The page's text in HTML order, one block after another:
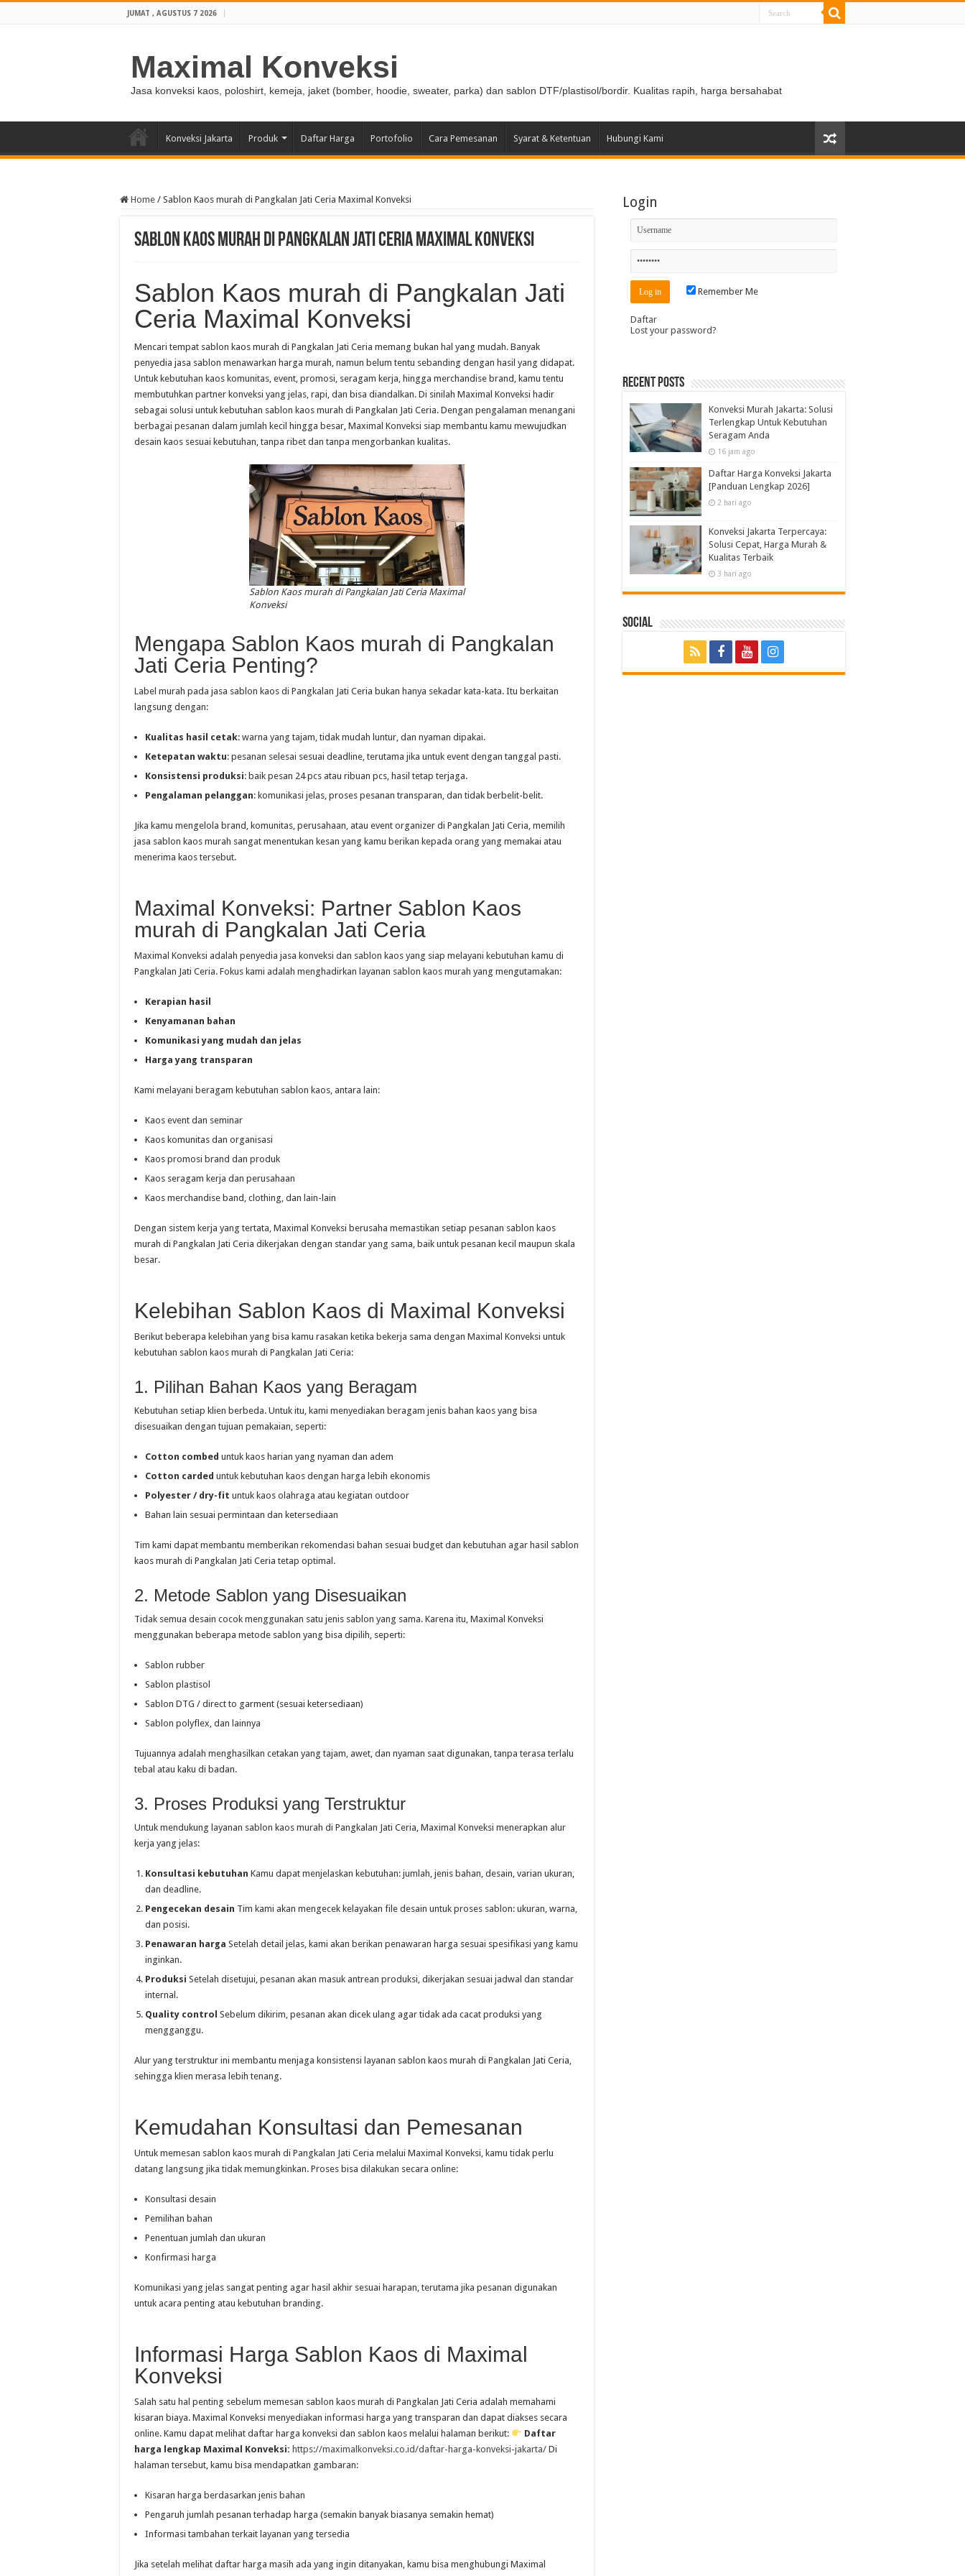
JUMAT , AGUSTUS 7 2026
Maximal Konveksi
Jasa konveksi kaos, poloshirt, kemeja, jaket (bomber, hoodie, sweater, parka) dan sablon DTF/plastisol/bordir. Kualitas rapih, harga bersahabat
Konveksi Jakarta Produk Daftar Harga Portofolio Cara Pemesanan Syarat & Ketentuan Hubungi Kami
Home / Sablon Kaos murah di Pangkalan Jati Ceria Maximal Konveksi
Sablon Kaos murah di Pangkalan Jati Ceria Maximal Konveksi
Sablon Kaos murah di Pangkalan Jati
Ceria Maximal Konveksi
Mencari tempat sablon kaos murah di Pangkalan Jati Ceria memang bukan hal yang mudah. Banyak
penyedia jasa sablon menawarkan harga murah, namun belum tentu sebanding dengan hasil yang didapat.
Untuk kebutuhan kaos komunitas, event, promosi, seragam kerja, hingga merchandise brand, kamu tentu
membutuhkan partner konveksi yang jelas, rapi, dan bisa diandalkan. Di sinilah Maximal Konveksi hadir
sebagai solusi untuk kebutuhan sablon kaos murah di Pangkalan Jati Ceria. Dengan pengalaman menangani
berbagai pesanan dalam jumlah kecil hingga besar, Maximal Konveksi siap membantu kamu mewujudkan
desain kaos sesuai kebutuhan, tanpa ribet dan tanpa mengorbankan kualitas.
Sablon Kaos murah di Pangkalan Jati Ceria Maximal
Konveksi
Mengapa Sablon Kaos murah di Pangkalan
Jati Ceria Penting?
Label murah pada jasa sablon kaos di Pangkalan Jati Ceria bukan hanya sekadar kata-kata. Itu berkaitan
langsung dengan:
Kualitas hasil cetak: warna yang tajam, tidak mudah luntur, dan nyaman dipakai.
Ketepatan waktu: pesanan selesai sesuai deadline, terutama jika untuk event dengan tanggal pasti.
Konsistensi produksi: baik pesan 24 pcs atau ribuan pcs, hasil tetap terjaga.
Pengalaman pelanggan: komunikasi jelas, proses pesanan transparan, dan tidak berbelit-belit.
Jika kamu mengelola brand, komunitas, perusahaan, atau event organizer di Pangkalan Jati Ceria, memilih
jasa sablon kaos murah sangat menentukan kesan yang kamu berikan kepada orang yang memakai atau
menerima kaos tersebut.
Maximal Konveksi: Partner Sablon Kaos
murah di Pangkalan Jati Ceria
Maximal Konveksi adalah penyedia jasa konveksi dan sablon kaos yang siap melayani kebutuhan kamu di
Pangkalan Jati Ceria. Fokus kami adalah menghadirkan layanan sablon kaos murah yang mengutamakan:
Kerapian hasil
Kenyamanan bahan
Komunikasi yang mudah dan jelas
Harga yang transparan
Kami melayani beragam kebutuhan sablon kaos, antara lain:
Kaos event dan seminar
Kaos komunitas dan organisasi
Kaos promosi brand dan produk
Kaos seragam kerja dan perusahaan
Kaos merchandise band, clothing, dan lain-lain
Dengan sistem kerja yang tertata, Maximal Konveksi berusaha memastikan setiap pesanan sablon kaos
murah di Pangkalan Jati Ceria dikerjakan dengan standar yang sama, baik untuk pesanan kecil maupun skala
besar.
Kelebihan Sablon Kaos di Maximal Konveksi
Berikut beberapa kelebihan yang bisa kamu rasakan ketika bekerja sama dengan Maximal Konveksi untuk
kebutuhan sablon kaos murah di Pangkalan Jati Ceria:
1. Pilihan Bahan Kaos yang Beragam
Kebutuhan setiap klien berbeda. Untuk itu, kami menyediakan beragam jenis bahan kaos yang bisa
disesuaikan dengan tujuan pemakaian, seperti:
Cotton combed untuk kaos harian yang nyaman dan adem
Cotton carded untuk kebutuhan kaos dengan harga lebih ekonomis
Polyester / dry-fit untuk kaos olahraga atau kegiatan outdoor
Bahan lain sesuai permintaan dan ketersediaan
Tim kami dapat membantu memberikan rekomendasi bahan sesuai budget dan kebutuhan agar hasil sablon
kaos murah di Pangkalan Jati Ceria tetap optimal.
2. Metode Sablon yang Disesuaikan
Tidak semua desain cocok menggunakan satu jenis sablon yang sama. Karena itu, Maximal Konveksi
menggunakan beberapa metode sablon yang bisa dipilih, seperti:
Sablon rubber
Sablon plastisol
Sablon DTG / direct to garment (sesuai ketersediaan)
Sablon polyflex, dan lainnya
Tujuannya adalah menghasilkan cetakan yang tajam, awet, dan nyaman saat digunakan, tanpa terasa terlalu
tebal atau kaku di badan.
3. Proses Produksi yang Terstruktur
Untuk mendukung layanan sablon kaos murah di Pangkalan Jati Ceria, Maximal Konveksi menerapkan alur
kerja yang jelas:
Konsultasi kebutuhan Kamu dapat menjelaskan kebutuhan: jumlah, jenis bahan, desain, varian ukuran,
dan deadline.
Pengecekan desain Tim kami akan mengecek kelayakan file desain untuk proses sablon: ukuran, warna,
dan posisi.
Penawaran harga Setelah detail jelas, kami akan berikan penawaran harga sesuai spesifikasi yang kamu
inginkan.
Produksi Setelah disetujui, pesanan akan masuk antrean produksi, dikerjakan sesuai jadwal dan standar
internal.
Quality control Sebelum dikirim, pesanan akan dicek ulang agar tidak ada cacat produksi yang
mengganggu.
Alur yang terstruktur ini membantu menjaga konsistensi layanan sablon kaos murah di Pangkalan Jati Ceria,
sehingga klien merasa lebih tenang.
Kemudahan Konsultasi dan Pemesanan
Untuk memesan sablon kaos murah di Pangkalan Jati Ceria melalui Maximal Konveksi, kamu tidak perlu
datang langsung jika tidak memungkinkan. Proses bisa dilakukan secara online:
Konsultasi desain
Pemilihan bahan
Penentuan jumlah dan ukuran
Konfirmasi harga
Komunikasi yang jelas sangat penting agar hasil akhir sesuai harapan, terutama jika pesanan digunakan
untuk acara penting atau kebutuhan branding.
Informasi Harga Sablon Kaos di Maximal
Konveksi
Salah satu hal penting sebelum memesan sablon kaos murah di Pangkalan Jati Ceria adalah memahami
kisaran biaya. Maximal Konveksi menyediakan informasi harga yang transparan dan dapat diakses secara
online. Kamu dapat melihat daftar harga konveksi dan sablon kaos melalui halaman berikut:
Daftar
harga lengkap Maximal Konveksi: https://maximalkonveksi.co.id/daftar-harga-konveksi-jakarta/ Di
halaman tersebut, kamu bisa mendapatkan gambaran:
Kisaran harga berdasarkan jenis bahan
Pengaruh jumlah pesanan terhadap harga (semakin banyak biasanya semakin hemat)
Informasi tambahan terkait layanan yang tersedia
Jika setelah melihat daftar harga masih ada yang ingin ditanyakan, kamu bisa menghubungi Maximal
Login
Remember Me
Daftar
Lost your password?
Recent Posts
Konveksi Murah Jakarta: Solusi
Terlengkap Untuk Kebutuhan
Seragam Anda
16 jam ago
Daftar Harga Konveksi Jakarta
[Panduan Lengkap 2026]
2 hari ago
Konveksi Jakarta Terpercaya:
Solusi Cepat, Harga Murah &
Kualitas Terbaik
3 hari ago
Social